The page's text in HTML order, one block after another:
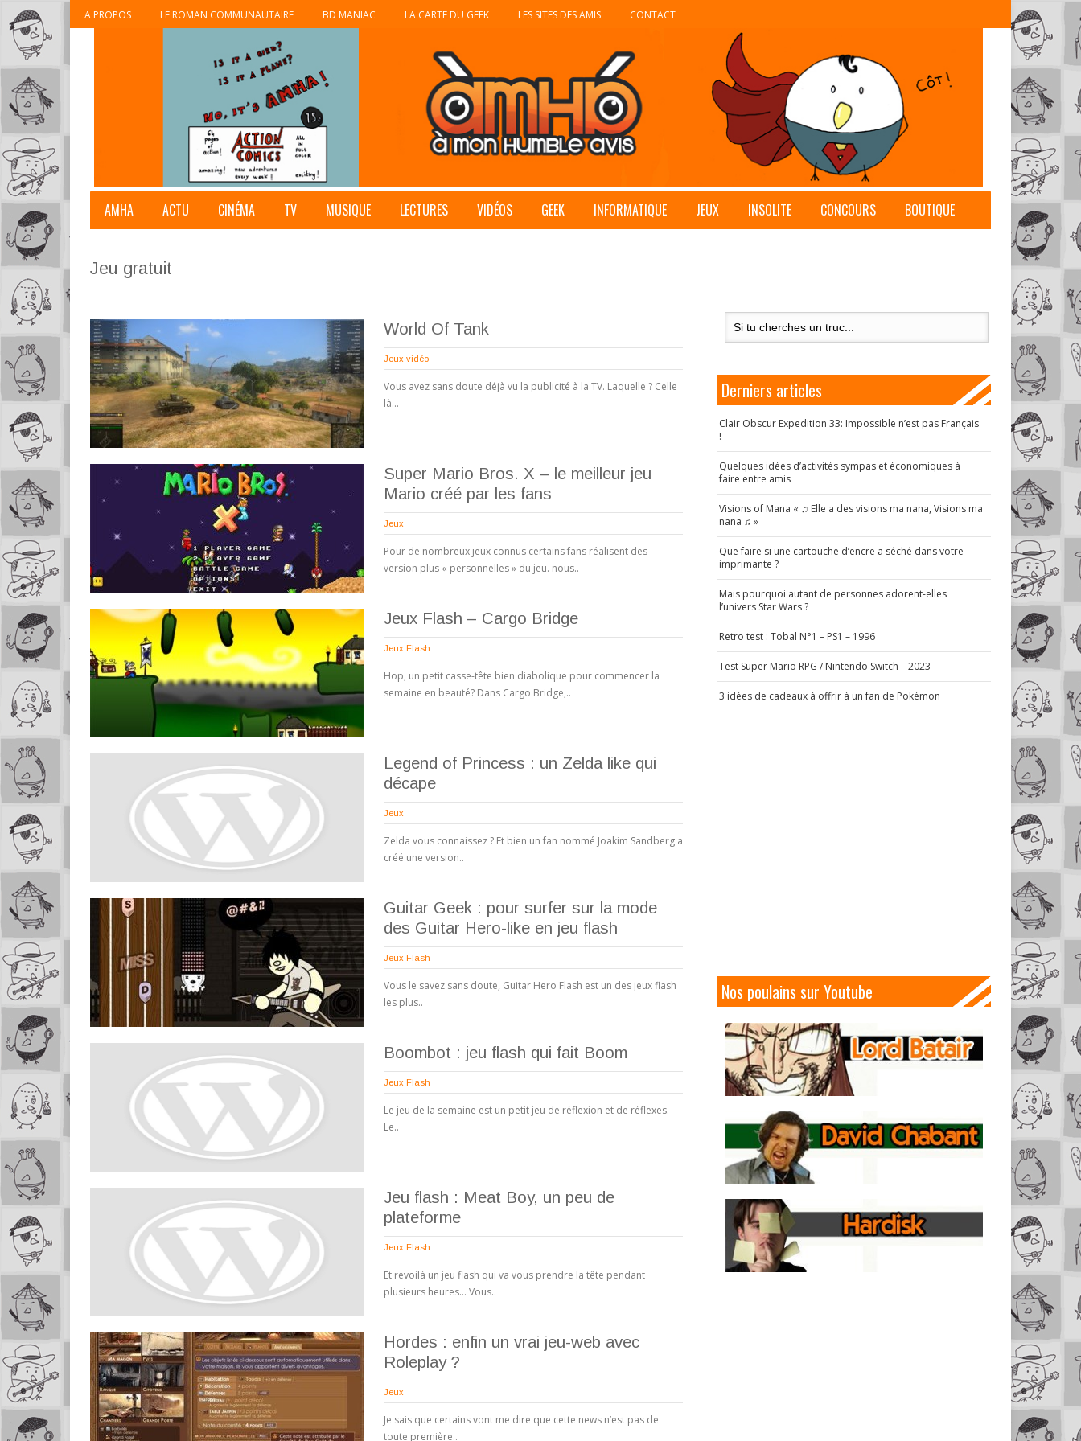
A PROPOS LE ROMAN COMMUNAUTAIRE BD MANIAC LA CARTE DU GEEK LES SITES DES AMIS CONTACT
AMHA ACTU CINÉMA TV MUSIQUE LECTURES VIDÉOS GEEK INFORMATIQUE JEUX INSOLITE CONCOURS BOUTIQUE
Jeu gratuit
World Of Tank
Jeux vidéo
Vous avez sans doute déjà vu la publicité à la TV. Laquelle ? Celle
là…
Super Mario Bros. X – le meilleur jeu
Mario créé par les fans
Jeux
Pour de nombreux jeux connus certains fans réalisent des
version plus « personnelles » du jeu. nous..
Jeux Flash – Cargo Bridge
Jeux Flash
Hop, un petit casse-tête bien diabolique pour commencer la
semaine en beauté? Dans Cargo Bridge,..
Legend of Princess : un Zelda like qui
décape
Jeux
Zelda vous connaissez ? Et bien un fan nommé Joakim Sandberg a
créé une version..
Guitar Geek : pour surfer sur la mode
des Guitar Hero-like en jeu flash
Jeux Flash
Vous le savez sans doute, Guitar Hero Flash est un des jeux flash
les plus..
Boombot : jeu flash qui fait Boom
Jeux Flash
Le jeu de la semaine est un petit jeu de réflexion et de réflexes.
Le..
Jeu flash : Meat Boy, un peu de
plateforme
Jeux Flash
Et revoilà un jeu flash qui va vous prendre la tête pendant
plusieurs heures… Vous..
Hordes : enfin un vrai jeu-web avec
Roleplay ?
Jeux
Je sais que certains vont me dire que cette news n’est pas de
toute première..
Derniers articles
Clair Obscur Expedition 33: Impossible n’est pas Français
!
Quelques idées d’activités sympas et économiques à
faire entre amis
Visions of Mana « ♫ Elle a des visions ma nana, Visions ma
nana ♫ »
Que faire si une cartouche d’encre a séché dans votre
imprimante ?
Mais pourquoi autant de personnes adorent-elles
l’univers Star Wars ?
Retro test : Tobal N°1 – PS1 – 1996
Test Super Mario RPG / Nintendo Switch – 2023
3 idées de cadeaux à offrir à un fan de Pokémon
Nos poulains sur Youtube